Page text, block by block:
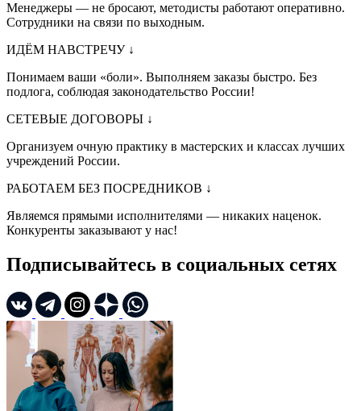
Менеджеры — не бросают, методисты работают оперативно.
Сотрудники на связи по выходным.
ИДЁМ НАВСТРЕЧУ ↓
Понимаем ваши «боли». Выполняем заказы быстро. Без
подлога, соблюдая законодательство России!
СЕТЕВЫЕ ДОГОВОРЫ ↓
Организуем очную практику в мастерских и классах лучших
учреждений России.
РАБОТАЕМ БЕЗ ПОСРЕДНИКОВ ↓
Являемся прямыми исполнителями — никаких наценок.
Конкуренты заказывают у нас!
Подписывайтесь в социальных сетях